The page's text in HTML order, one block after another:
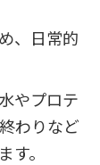
、日常的
やプロテ
わりなど
。